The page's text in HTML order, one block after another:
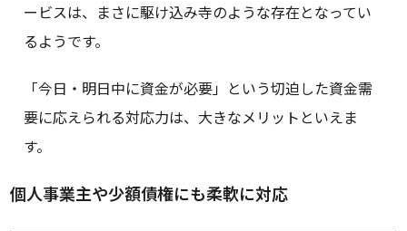
ービスは、まさに駆け込み寺のような存在となってい
るようです。
「今日・明日中に資金が必要」という切迫した資金需
要に応えられる対応力は、大きなメリットといえま
す。
個人事業主や少額債権にも柔軟に対応